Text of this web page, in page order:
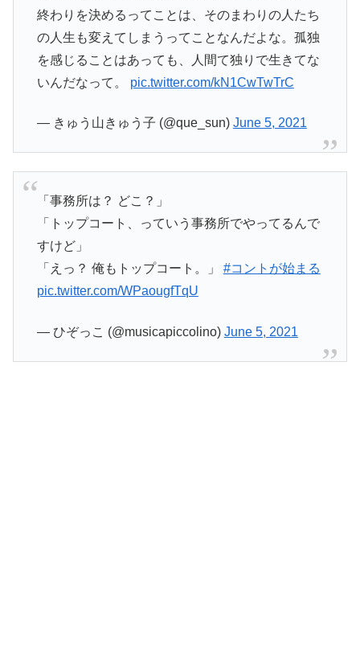
終わりを決めるってことは、そのまわりの人たち
の人生も変えてしまうってことなんだよな。孤独
を感じることはあっても、人間て独りで生きてな
いんだなって。 pic.twitter.com/kN1CwTwTrC
— きゅう山きゅう子 (@que_sun) June 5, 2021
「事務所は？ どこ？」
「トップコート、っていう事務所でやってるんで
すけど」
「えっ？ 俺もトップコート。」 #コントが始まる
pic.twitter.com/WPaougfTqU
— ひぞっこ (@musicapiccolino) June 5, 2021